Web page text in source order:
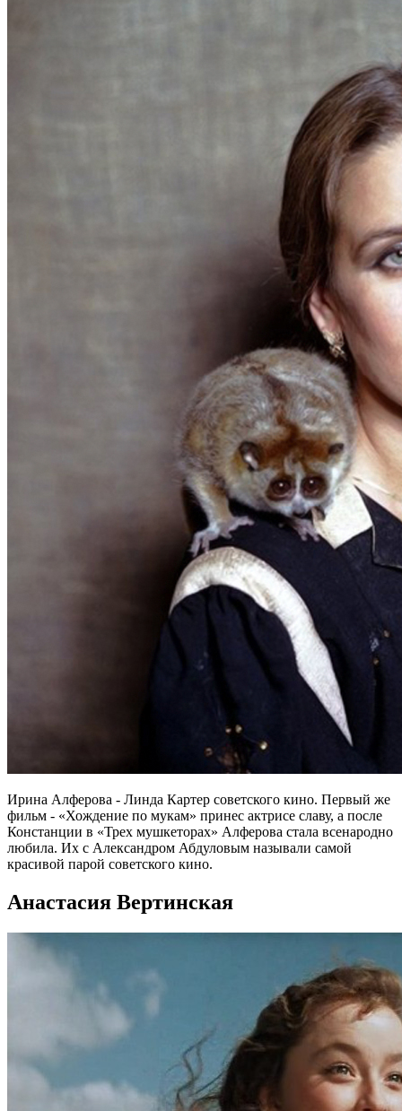
Ирина Алферова - Линда Картер советского кино. Первый же
фильм - «Хождение по мукам» принес актрисе славу, а после
Констанции в «Трех мушкеторах» Алферова стала всенародно
любила. Их с Александром Абдуловым называли самой
красивой парой советского кино.
Анастасия Вертинская